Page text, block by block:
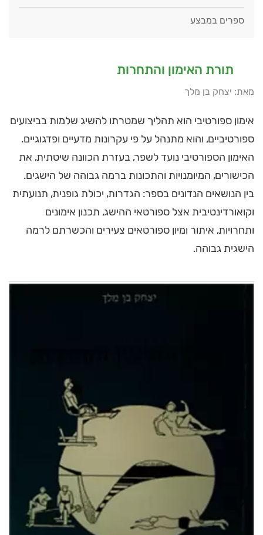
ספרים במבצע
תורת האימון והתחרות
מאת: יצחק בן מלך
אימון ספורטיבי הוא תהליך שמטרתו להשיג שלמות בביצועים
ספורטיביים, והוא מתנהל על פי עקרונות מדעיים ופדגוגיים.
האימון הספורטיבי נועד לשפר, בעזרת הכוונה שיטתית, את
הכישורים, המיומנויות והתכונות ברמה גבוהה של הישגים.
בין הנושאים הנדונים בספר: הגדרות, יכולת גופנית, תנועתית
וקואורדינטיבית אצל ספורטאי ההישג, תכנון אימונים
ותחרויות, איתור ומיון ספורטאים צעירים והכשרתם לרמה
הישגית גבוהה.